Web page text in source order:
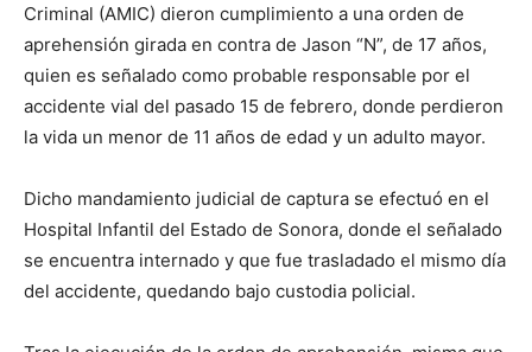
Criminal (AMIC) dieron cumplimiento a una orden de
aprehensión girada en contra de Jason “N”, de 17 años,
quien es señalado como probable responsable por el
accidente vial del pasado 15 de febrero, donde perdieron
la vida un menor de 11 años de edad y un adulto mayor.
Dicho mandamiento judicial de captura se efectuó en el
Hospital Infantil del Estado de Sonora, donde el señalado
se encuentra internado y que fue trasladado el mismo día
del accidente, quedando bajo custodia policial.